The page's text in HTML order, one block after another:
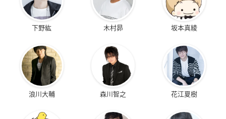
下野紘 木村昴 坂本真綾
浪川大輔 森川智之 花江夏樹